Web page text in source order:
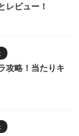
レビュー！
攻略！当たりキ